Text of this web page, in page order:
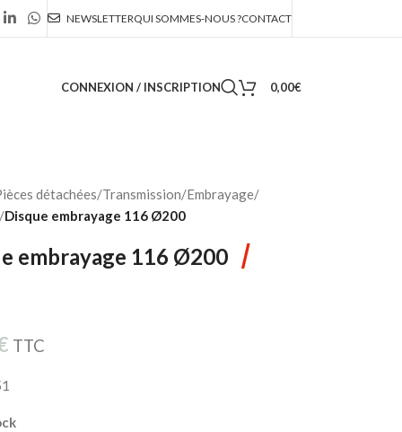
NEWSLETTERQUI SOMMES-NOUS ?CONTACT
CONNEXION / INSCRIPTION 0,00€
détachées/Transmission/Embrayage/
Disque embrayage 116 Ø200
embrayage 116 Ø200 /
TTC